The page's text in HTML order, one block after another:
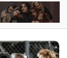
ب
ا
ک
س
آ